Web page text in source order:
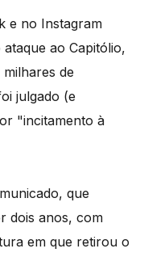
e no Instagram
ao Capitólio,
de
julgado (e
"incitamento à
que
dois anos, com
em que retirou o